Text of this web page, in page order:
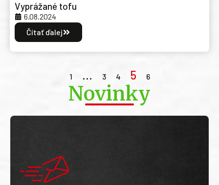
Vyprážané tofu
6.08.2024
Čítať ďalej
1 … 3 4 5 6
Novinky